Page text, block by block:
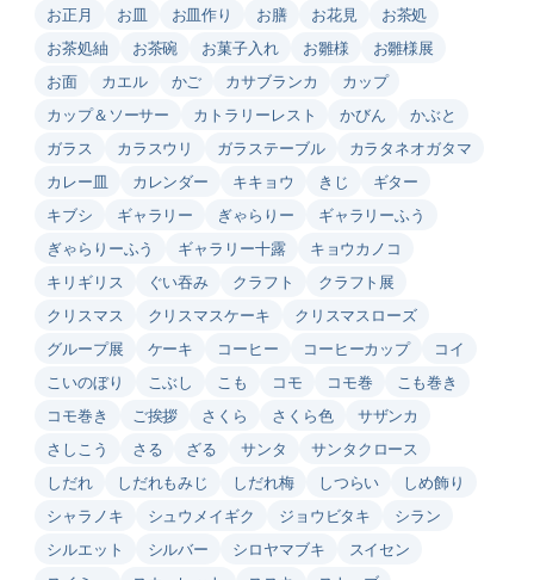
お正月
お皿 お皿作り お膳 お花見
お茶処
お茶処紬
お茶碗 お菓子入れ お雛様
お雛様展
お面
カエル かご カサブランカ
カップ
カップ＆ソーサー
カトラリーレスト かびん
かぶと
ガラス
カラスウリ ガラステーブル
カラタネオガタマ
カレー皿
カレンダー キキョウ きじ
ギター
キブシ
ギャラリー ぎゃらりー
ギャラリーふう
ぎゃらりーふう
ギャラリー十露
キョウカノコ
キリギリス
ぐい吞み クラフト
クラフト展
クリスマス
クリスマスケーキ
クリスマスローズ
グループ展
ケーキ コーヒー コーヒーカップ
コイ
こいのぼり
こぶし こも コモ コモ巻
こも巻き
コモ巻き
ご挨拶 さくら さくら色
サザンカ
さしこう
さる ざる サンタ
サンタクロース
しだれ
しだれもみじ しだれ梅 しつらい
しめ飾り
シャラノキ
シュウメイギク ジョウビタキ
シラン
シルエット
シルバー シロヤマブキ
スイセン